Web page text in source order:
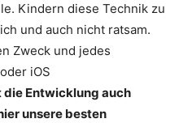
Kindern diese Technik zu
und auch nicht ratsam.
Zweck und jedes
iOS
Entwicklung auch
unsere besten